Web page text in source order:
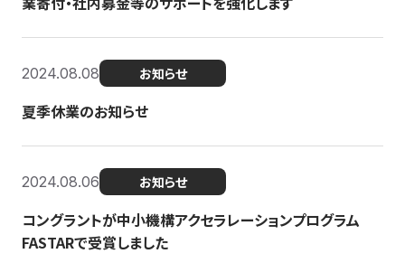
2024.08.08 お知らせ
夏季休業のお知らせ
2024.08.06 お知らせ
コングラントが中小機構アクセラレーションプログラム
FASTARで受賞しました